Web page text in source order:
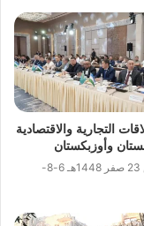
التجارية والاقتصادية
وأوزبكستان
الخميس 23 صفر 1448هـ 6-8-